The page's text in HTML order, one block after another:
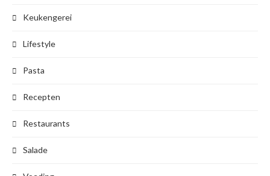
Keukengerei
Lifestyle
Pasta
Recepten
Restaurants
Salade